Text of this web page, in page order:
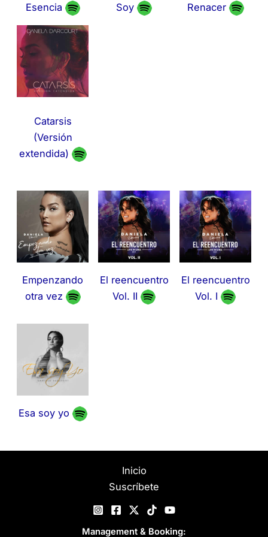
Esencia Soy Renacer
Catarsis
(Versión
extendida)
Empenzando
otra vez
El reencuentro
Vol. II
El reencuentro
Vol. I
Esa soy yo
Inicio
Suscríbete
Management & Booking: